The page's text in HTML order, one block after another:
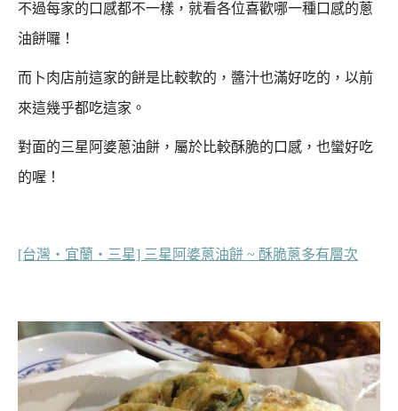
不過每家的口感都不一樣，就看各位喜歡哪一種口感的蔥
油餅囉！
而卜肉店前這家的餅是比較軟的，醬汁也滿好吃的，以前
來這幾乎都吃這家。
對面的三星阿婆蔥油餅，屬於比較酥脆的口感，也蠻好吃
的喔！
[台灣‧宜蘭‧三星] 三星阿婆蔥油餅 ~ 酥脆蔥多有層次